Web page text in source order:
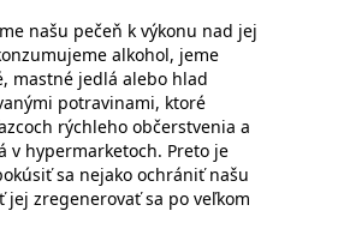
našu pečeň k výkonu nad jej
alkohol, jeme
mastné jedlá alebo hlad
potravinami, ktoré
rýchleho občerstvenia a
v hypermarketoch. Preto je
sa nejako ochrániť našu
jej zregenerovať sa po veľkom